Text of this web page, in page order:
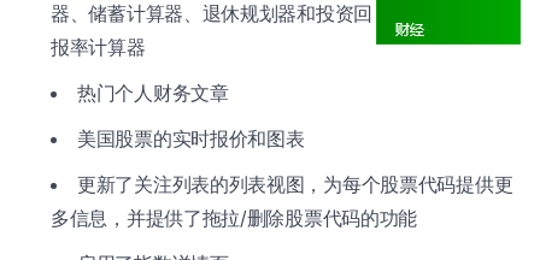
器、储蓄计算器、退休规划器和投资回
报率计算器
热门个人财务文章
美国股票的实时报价和图表
更新了关注列表的列表视图，为每个股票代码提供更
多信息，并提供了拖拉/删除股票代码的功能